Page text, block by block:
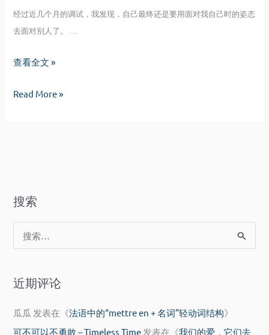
经过近几个月的调试，我发现，自己最终还是要用面对我自己时的姿态
去面对别人了。 …
J
查看全文 »
J
Read More »
搜索
索
近期评论
瓜瓜 发表在《法语中的“mettre en + 名词”轻动词结构》
可不可以不勇敢 – Timeless Time 发表在《我们的爱，它们去